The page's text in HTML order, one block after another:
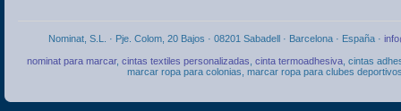
Nominat, S.L. · Pje. Colom, 20 Bajos · 08201 Sabadell · Barcelona · España ·
nominat para marcar, cintas textiles personalizadas cinta termoadhesiva , cintas
marcar ropa para colonias, marcar ropa para clubes